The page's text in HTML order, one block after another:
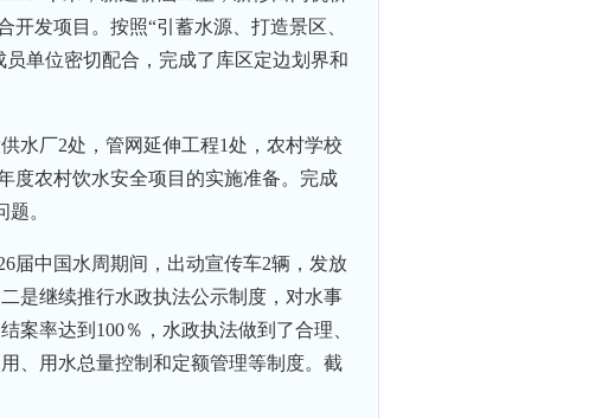
开发项目。按照“引蓄水源、打造景区、
单位密切配合，完成了库区定边划界和
水厂2处，管网延伸工程1处，农村学校
度农村饮水安全项目的实施准备。完成
。
届中国水周期间，出动宣传车2辆，发放
是继续推行水政执法公示制度，对水事
率达到100％，水政执法做到了合理、
、用水总量控制和定额管理等制度。截